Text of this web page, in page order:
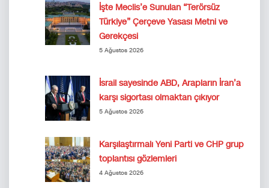
İşte Meclis’e Sunulan “Terörsüz
Türkiye” Çerçeve Yasası Metni ve
Gerekçesi
5 Ağustos 2026
İsrail sayesinde ABD, Arapların İran’a
karşı sigortası olmaktan çıkıyor
5 Ağustos 2026
Karşılaştırmalı Yeni Parti ve CHP grup
toplantısı gözlemleri
4 Ağustos 2026